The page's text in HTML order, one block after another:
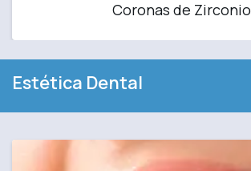
Coronas de Zirconio
Estética Dental​